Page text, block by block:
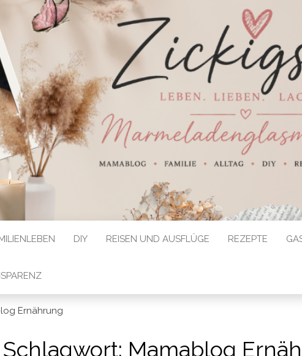
DIY REISEN UND AUSFLÜGE REZEPTE
Ernährung
Schlagwort: Mamablog